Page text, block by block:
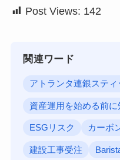
Post Views: 142
関連ワード
アトランタ連銀スティ
資産運用を始める前
ESGリスク カーボ
建設工事受注